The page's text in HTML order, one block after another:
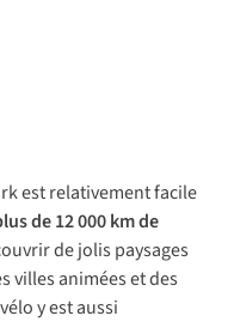
est relativement facile
de 12 000 km de
de jolis paysages
villes animées et des
y est aussi